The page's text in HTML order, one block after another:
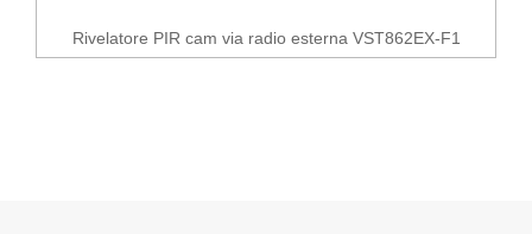
Rivelatore PIR cam via radio esterna VST862EX-F1